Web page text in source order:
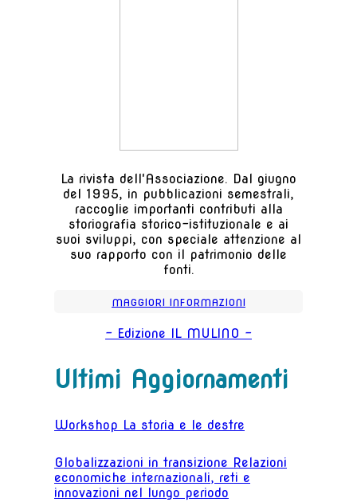
La rivista dell'Associazione. Dal giugno
del 1995, in pubblicazioni semestrali,
raccoglie importanti contributi alla
storiografia storico-istituzionale e ai
suoi sviluppi, con speciale attenzione al
suo rapporto con il patrimonio delle
fonti.
MAGGIORI INFORMAZIONI
- Edizione IL MULINO -
Ultimi Aggiornamenti
Workshop La storia e le destre
Globalizzazioni in transizione Relazioni
economiche internazionali, reti e
innovazioni nel lungo periodo